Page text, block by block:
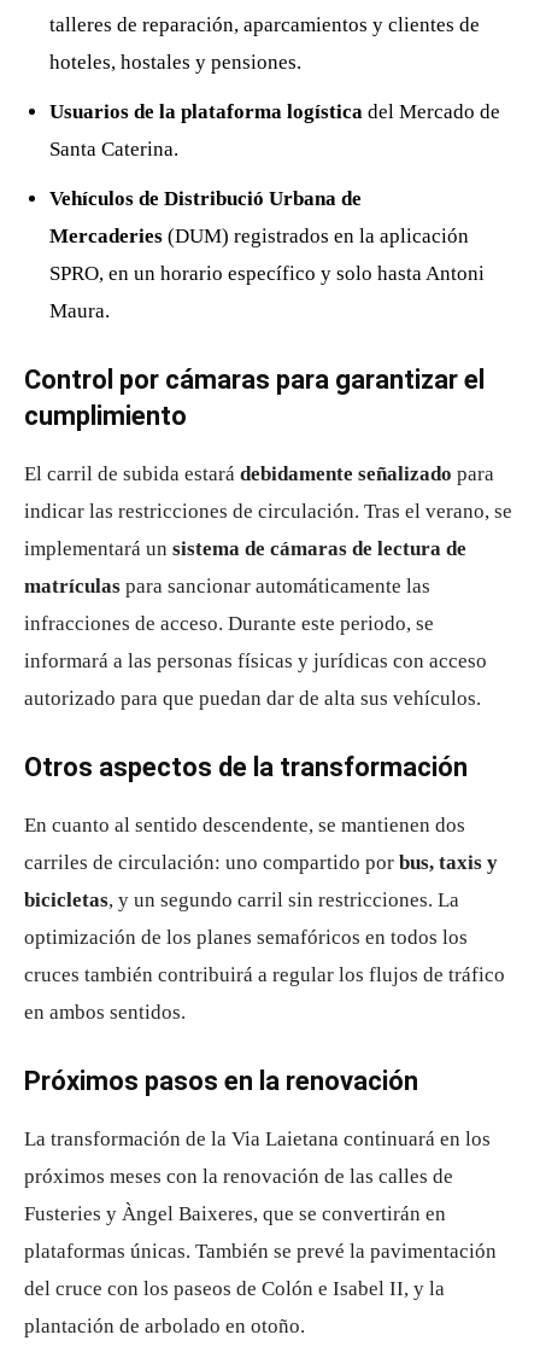
talleres de reparación, aparcamientos y clientes de
hoteles, hostales y pensiones.
Usuarios de la plataforma logística del Mercado de
Santa Caterina.
Vehículos de Distribució Urbana de
Mercaderies (DUM) registrados en la aplicación
SPRO, en un horario específico y solo hasta Antoni
Maura.
Control por cámaras para garantizar el
cumplimiento
El carril de subida estará debidamente señalizado para
indicar las restricciones de circulación. Tras el verano, se
implementará un sistema de cámaras de lectura de
matrículas para sancionar automáticamente las
infracciones de acceso. Durante este periodo, se
informará a las personas físicas y jurídicas con acceso
autorizado para que puedan dar de alta sus vehículos.
Otros aspectos de la transformación
En cuanto al sentido descendente, se mantienen dos
carriles de circulación: uno compartido por bus, taxis y
bicicletas, y un segundo carril sin restricciones. La
optimización de los planes semafóricos en todos los
cruces también contribuirá a regular los flujos de tráfico
en ambos sentidos.
Próximos pasos en la renovación
La transformación de la Via Laietana continuará en los
próximos meses con la renovación de las calles de
Fusteries y Àngel Baixeres, que se convertirán en
plataformas únicas. También se prevé la pavimentación
del cruce con los paseos de Colón e Isabel II, y la
plantación de arbolado en otoño.